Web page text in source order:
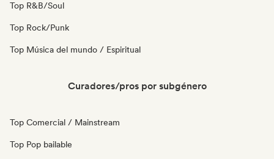
Top R&B/Soul
Top Rock/Punk
Top Música del mundo / Espiritual
Curadores/pros por subgénero
Top Comercial / Mainstream
Top Pop bailable